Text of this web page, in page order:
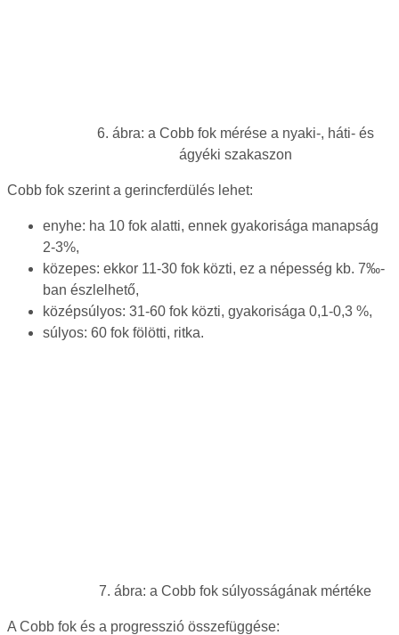
6. ábra: a Cobb fok mérése a nyaki-, háti- és
ágyéki szakaszon
Cobb fok szerint a gerincferdülés lehet:
enyhe: ha 10 fok alatti, ennek gyakorisága manapság
2-3%,
közepes: ekkor 11-30 fok közti, ez a népesség kb. 7‰-
ban észlelhető,
középsúlyos: 31-60 fok közti, gyakorisága 0,1-0,3 %,
súlyos: 60 fok fölötti, ritka.
7. ábra: a Cobb fok súlyosságának mértéke
A Cobb fok és a progresszió összefüggése: